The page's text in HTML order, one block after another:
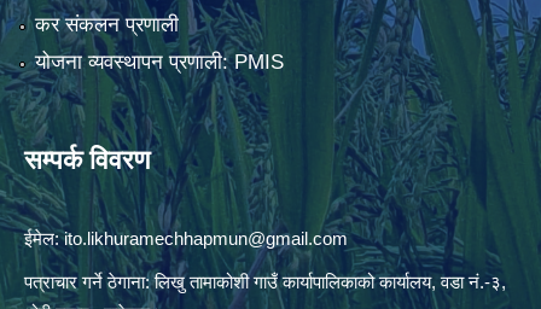
कर संकलन प्रणाली
योजना व्यवस्थापन प्रणाली: PMIS
सम्पर्क विवरण
ईमेल:ito.likhuramechhapmun@gmail.com
पत्राचार गर्ने ठेगाना: लिखु तामाकोशी गाउँ कार्यापालिकाको कार्यालय, वडा नं.-३,